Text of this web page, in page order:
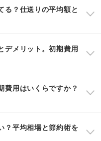
る？仕送りの平均額と
デメリット。初期費用
費用はいくらですか？
？平均相場と節約術を